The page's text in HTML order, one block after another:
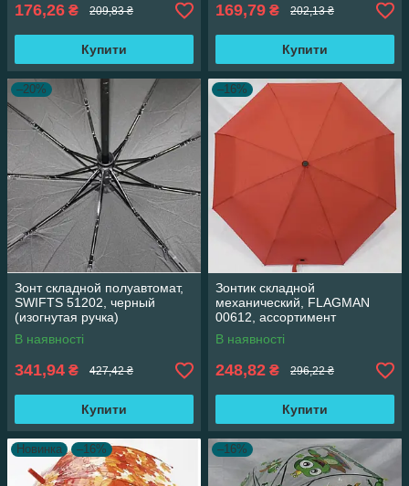
176,26 ₴ 209,83 ₴
Купити
169,79 ₴ 202,13 ₴
Купити
–20%
Зонт складной полуавтомат,
SWIFTS 51202, черный
(изогнутая ручка)
В наявності
341,94 ₴ 427,42 ₴
Купити
–16%
Зонтик складной
механический, FLAGMAN
00612, ассортимент
В наявності
248,82 ₴ 296,22 ₴
Купити
Новинка –16% –16%